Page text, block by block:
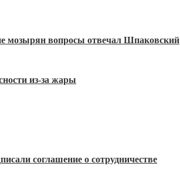
мозырян вопросы отвечал Шпаковский
из-за жары
соглашение о сотрудничестве